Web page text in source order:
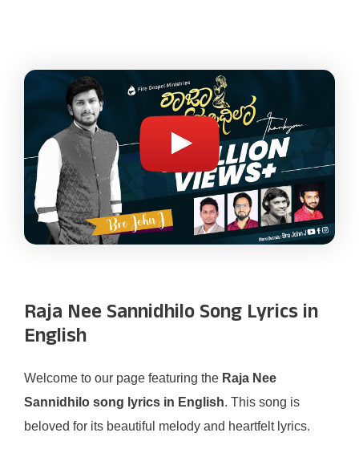
Raja Nee Sannidhilo Song Lyrics in
English
Welcome to our page featuring the Raja Nee
Sannidhilo song lyrics in English. This song is
beloved for its beautiful melody and heartfelt lyrics.